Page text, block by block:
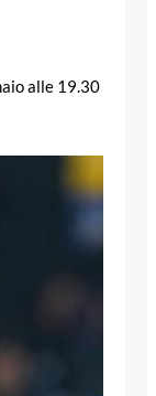
alle 19.30